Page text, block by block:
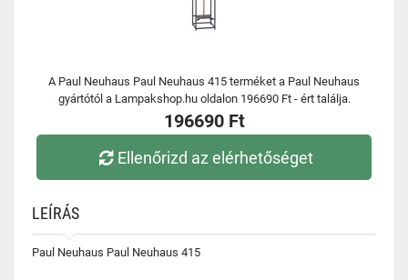
A Paul Neuhaus Paul Neuhaus 415 terméket a Paul Neuhaus
gyártótól a Lampakshop.hu oldalon 196690 Ft - ért találja.
196690 Ft
Ellenőrizd az elérhetőséget
LEÍRÁS
Paul Neuhaus Paul Neuhaus 415